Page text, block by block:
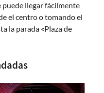
puede llegar fácilmente
el centro o tomando el
la parada «Plaza de